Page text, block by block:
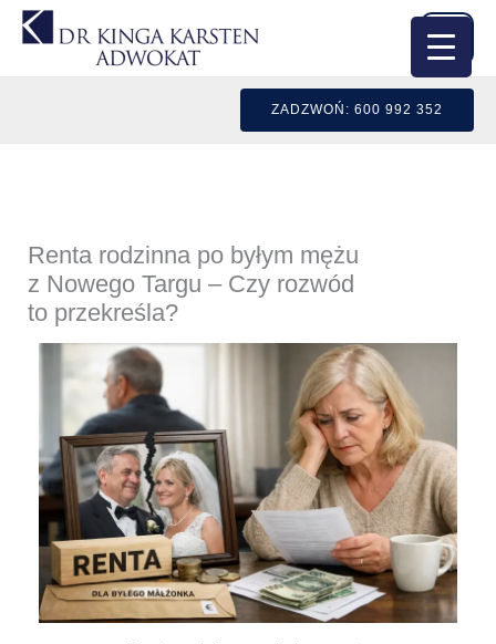
Przejdź
ZADZWOŃ: 600 992 352
Renta rodzinna po byłym mężu
z Nowego Targu – Czy rozwód
to przekreśla?